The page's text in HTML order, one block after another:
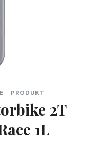
PRODUKT
2T
1L